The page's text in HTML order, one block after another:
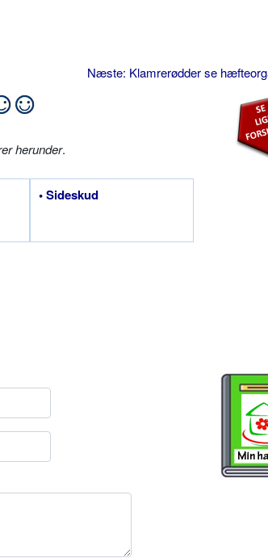
Næste: Klamrerødder se
herunder.
• Sideskud